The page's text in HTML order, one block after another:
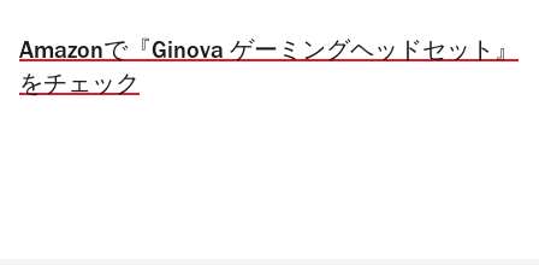
Amazonで『Ginova ゲーミングヘッドセット』
をチェック